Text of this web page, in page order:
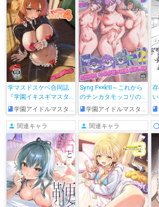
学マスドスケベ合同誌
『学園イキスギマスタ
ー4』
学園アイドルマスター
Syng F××k!II～これから
のチンカタモッコリの
話をしよう～
学園アイドルマスター
関連キャラ 関連キャラ